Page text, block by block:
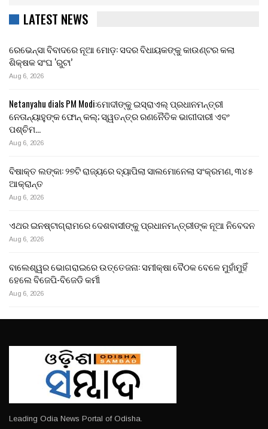
LATEST NEWS
ରେଭେନ୍ସା ବିବାଦରେ ନୂଆ ମୋଡ଼: ସଦର ବିଧାୟକଙ୍କୁ କାଉଣ୍ଟର କଲା
ଶିକ୍ଷକ ସଂଘ ‘ରୁଟା’
Aug 6, 2026
Netanyahu dials PM Modi:ମୋଦୀଙ୍କୁ ଇସ୍ରାଏଲ୍ ପ୍ରଧାନମନ୍ତ୍ରୀ
ନେତାନ୍ୟାହୁଙ୍କ ଫୋନ୍ କଲ୍; ସ୍ୱତନ୍ତ୍ର ରଣନୈତିକ ଭାଗୀଦାରୀ ଏବଂ
ପଶ୍ଚିମ…
Aug 6, 2026
ବିଷାକ୍ତ ଲଙ୍କା: ୨୭ଟି ରାଜ୍ୟରେ ବ୍ୟାପିଲା ସାଲମୋନେଲା ସଂକ୍ରମଣ, ୩୪୫
ଆକ୍ରାନ୍ତ
Aug 6, 2026
ଏଥର ଇନଷ୍ଟାଗ୍ରାମରେ ଦେଶବାସୀଙ୍କୁ ପ୍ରଧାନମନ୍ତ୍ରୀଙ୍କ ନୂଆ ନିବେଦନ
Aug 6, 2026
ବାଲେଶ୍ୱର ଭୋଗରାଇରେ ଉତ୍ତେଜନା: ସମୀକ୍ଷା ବୈଠକ ବେଳେ ମୁହାଁମୁହିଁ
ହେଲେ ବିଜେପି-ବିଜେଡି କର୍ମୀ
Aug 6, 2026
Leading Odia News Portal of Odisha.